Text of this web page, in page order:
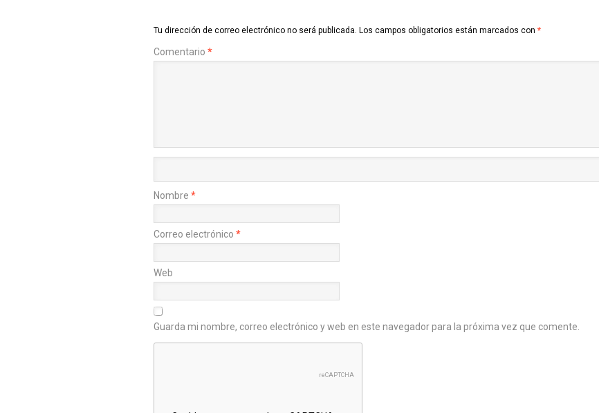
Tu dirección de correo electrónico no será publicada. Los campos obligatorios están marcados con *
Comentario *
Nombre *
Correo electrónico *
Web
Guarda mi nombre, correo electrónico y web en este navegador para la próxima vez que comente.